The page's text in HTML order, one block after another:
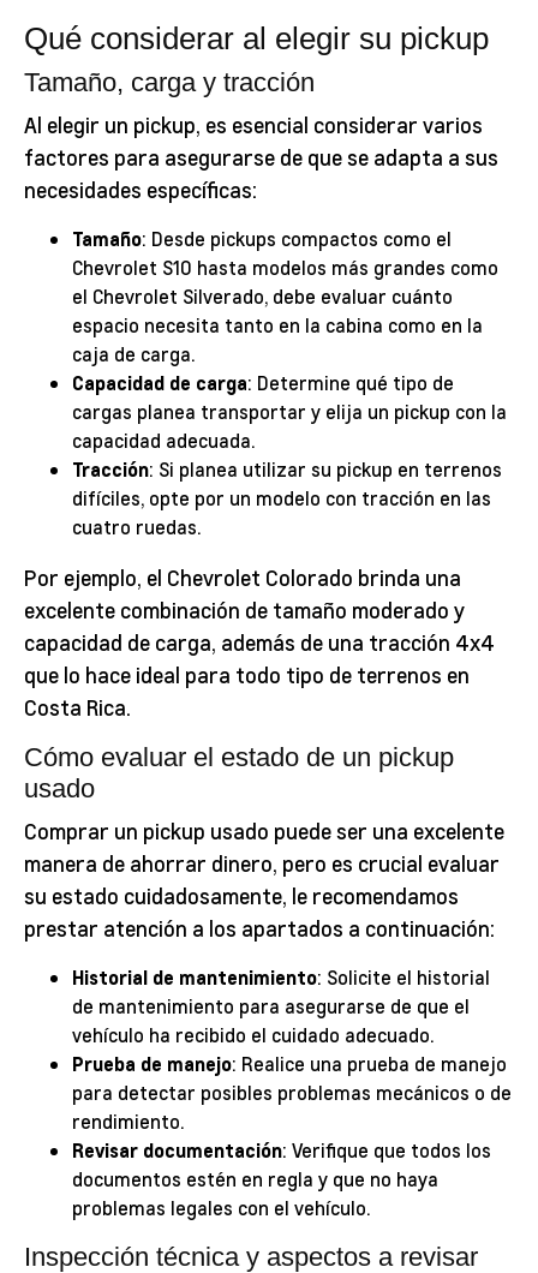
Qué considerar al elegir su pickup
Tamaño, carga y tracción
Al elegir un pickup, es esencial considerar varios
factores para asegurarse de que se adapta a sus
necesidades específicas:
Tamaño: Desde pickups compactos como el
Chevrolet S10 hasta modelos más grandes como
el Chevrolet Silverado, debe evaluar cuánto
espacio necesita tanto en la cabina como en la
caja de carga.
Capacidad de carga: Determine qué tipo de
cargas planea transportar y elija un pickup con la
capacidad adecuada.
Tracción: Si planea utilizar su pickup en terrenos
difíciles, opte por un modelo con tracción en las
cuatro ruedas.
Por ejemplo, el Chevrolet Colorado brinda una
excelente combinación de tamaño moderado y
capacidad de carga, además de una tracción 4x4
que lo hace ideal para todo tipo de terrenos en
Costa Rica.
Cómo evaluar el estado de un pickup
usado
Comprar un pickup usado puede ser una excelente
manera de ahorrar dinero, pero es crucial evaluar
su estado cuidadosamente, le recomendamos
prestar atención a los apartados a continuación:
Historial de mantenimiento: Solicite el historial
de mantenimiento para asegurarse de que el
vehículo ha recibido el cuidado adecuado.
Prueba de manejo: Realice una prueba de manejo
para detectar posibles problemas mecánicos o de
rendimiento.
Revisar documentación: Verifique que todos los
documentos estén en regla y que no haya
problemas legales con el vehículo.
Inspección técnica y aspectos a revisar